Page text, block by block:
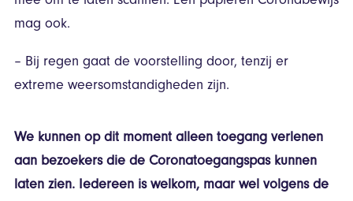
mag ook.
– Bij regen gaat de voorstelling door, tenzij er
extreme weersomstandigheden zijn.
We kunnen op dit moment alleen toegang verlenen
aan bezoekers die de Coronatoegangspas kunnen
laten zien. Iedereen is welkom, maar wel volgens de